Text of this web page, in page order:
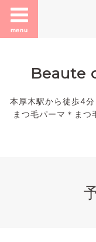
menu
Beaute
本厚木駅から徒歩4
まつ毛パーマ＊ま